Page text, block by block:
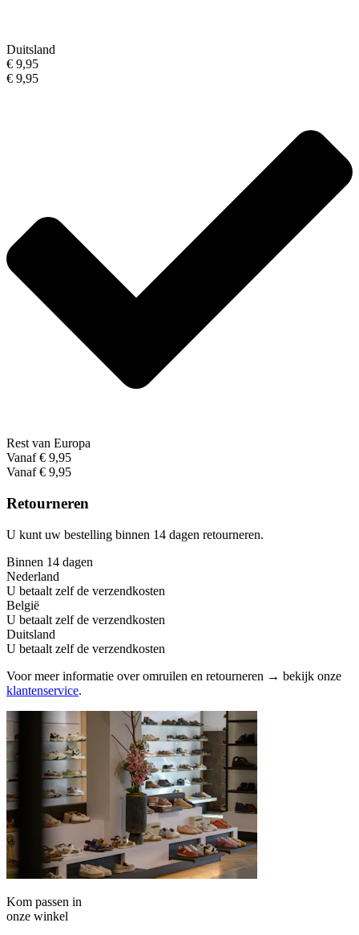
Duitsland
€ 9,95
€ 9,95
Rest van Europa
Vanaf € 9,95
Vanaf € 9,95
Retourneren
U kunt uw bestelling binnen 14 dagen retourneren.
Binnen 14 dagen
Nederland
U betaalt zelf de verzendkosten
België
U betaalt zelf de verzendkosten
Duitsland
U betaalt zelf de verzendkosten
Voor meer informatie over omruilen en retourneren → bekijk onze
klantenservice.
Kom passen in
onze winkel